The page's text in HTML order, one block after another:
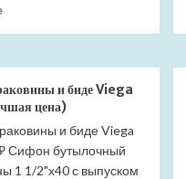
Прочитать
RAV
Yukon
YUA0102CMATZ
двойной
(Лучшая
и биде Viega
цена)
и биде Viega
Сифон бутылочный
1 1/2"х40 с выпуском